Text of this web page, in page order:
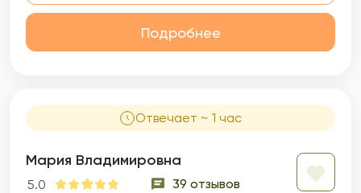
Подробнее
Отвечает ~ 1 час
Мария Владимировна
5.0 39 отзывов